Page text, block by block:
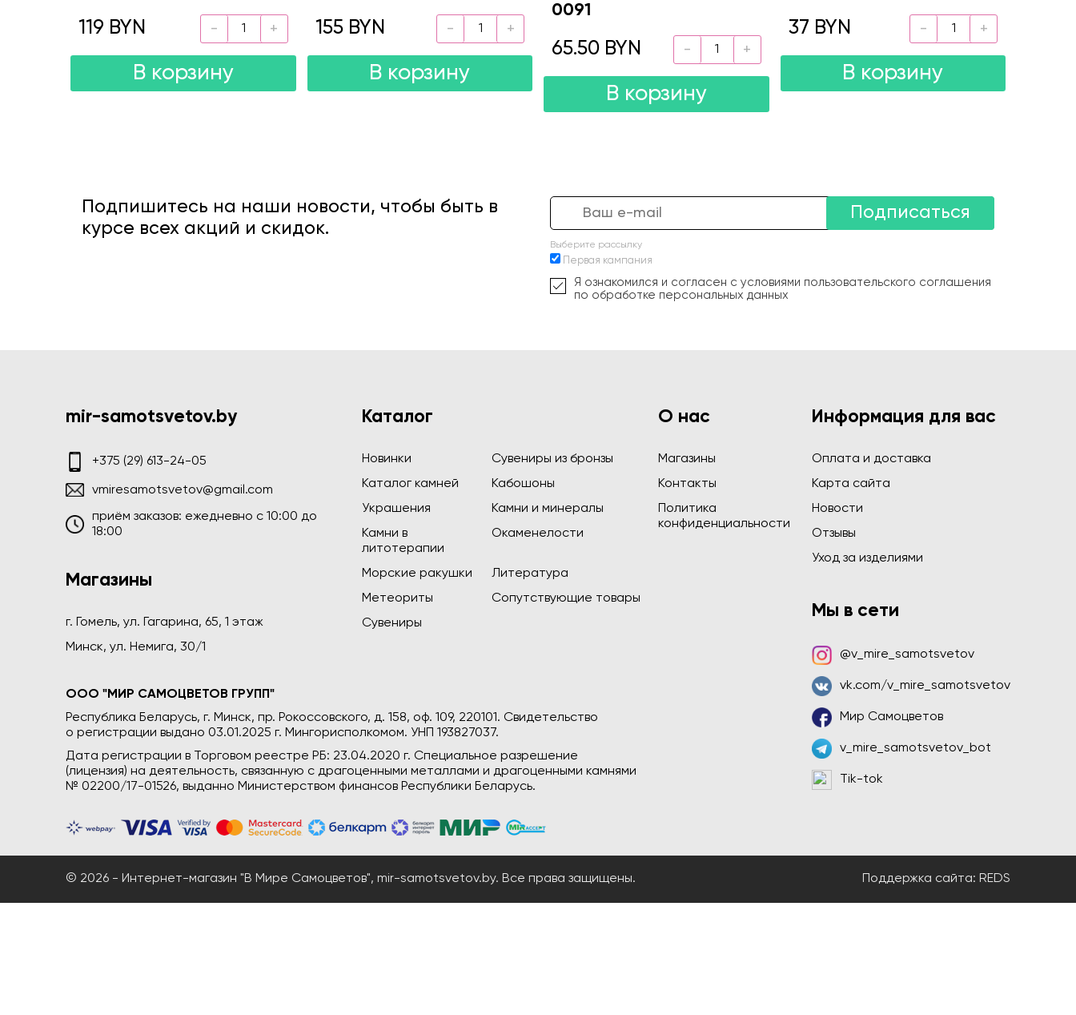
119 BYN
В корзину
155 BYN
В корзину
0091
65.50 BYN
В корзину
37 BYN
В корзину
Подпишитесь на наши новости, чтобы быть в
курсе всех акций и скидок.
Подписаться
Выберите рассылку
Первая кампания
Я ознакомился и согласен с условиями пользовательского соглашения
по обработке персональных данных
mir-samotsvetov.by
+375 (29) 613-24-05
vmiresamotsvetov@gmail.com
приём заказов: ежедневно c 10:00 до
18:00
Магазины
г. Гомель, ул. Гагарина, 65, 1 этаж
Минск, ул. Немига, 30/1
Каталог
Новинки
Сувениры из бронзы
Каталог камней
Кабошоны
Украшения
Камни и минералы
Камни в
литотерапии
Окаменелости
Морские ракушки
Литература
Метеориты
Сопутствующие товары
Сувениры
ООО "МИР САМОЦВЕТОВ ГРУПП"
Республика Беларусь, г. Минск, пр. Рокоссовского, д. 158, оф. 109, 220101. Свидетельство
о регистрации выдано 03.01.2025 г. Мингорисполкомом. УНП 193827037.
Дата регистрации в Торговом реестре РБ: 23.04.2020 г. Специальное разрешение
(лицензия) на деятельность, связанную с драгоценными металлами и драгоценными камнями
№ 02200/17-01526, выданно Министерством финансов Республики Беларусь.
О нас
Магазины
Контакты
Политика
конфиденциальности
Информация для вас
Оплата и доставка
Карта сайта
Новости
Отзывы
Уход за изделиями
Мы в сети
@v_mire_samotsvetov
vk.com/v_mire_samotsvetov
Мир Самоцветов
v_mire_samotsvetov_bot
Tik-tok
© 2026 - Интернет-магазин "В Мире Самоцветов", mir-samotsvetov.by. Все права защищены. Поддержка сайта: REDS